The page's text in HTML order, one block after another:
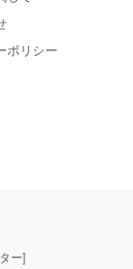
ポリシー
ー]